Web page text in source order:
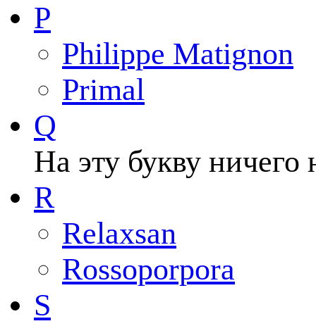
P
Philippe Matignon
Primal
Q
На эту букву ничего
R
Relaxsan
Rossoporpora
S